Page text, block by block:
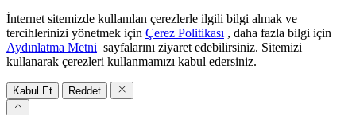
İnternet sitemizde kullanılan çerezlerle ilgili bilgi almak ve
tercihlerinizi yönetmek için Çerez Politikası , daha fazla bilgi için
Aydınlatma Metni sayfalarını ziyaret edebilirsiniz. Sitemizi
kullanarak çerezleri kullanmamızı kabul edersiniz.
Kabul Et Reddet